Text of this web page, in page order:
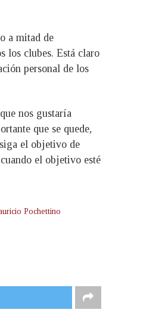
a mitad de
los clubes. Está claro
personal de los
nos gustaría
que se quede,
el objetivo de
el objetivo esté
Pochettino